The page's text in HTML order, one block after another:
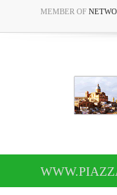
MEMBER OF